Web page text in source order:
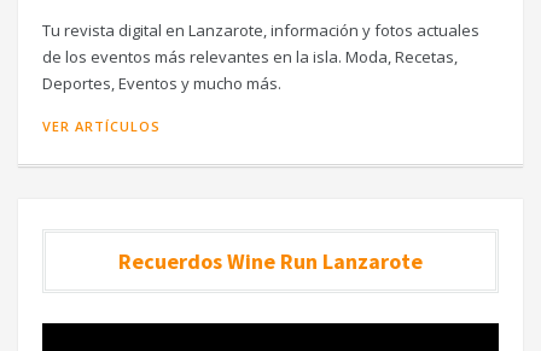
Tu revista digital en Lanzarote, información y fotos actuales
de los eventos más relevantes en la isla. Moda, Recetas,
Deportes, Eventos y mucho más.
VER ARTÍCULOS
Recuerdos Wine Run Lanzarote